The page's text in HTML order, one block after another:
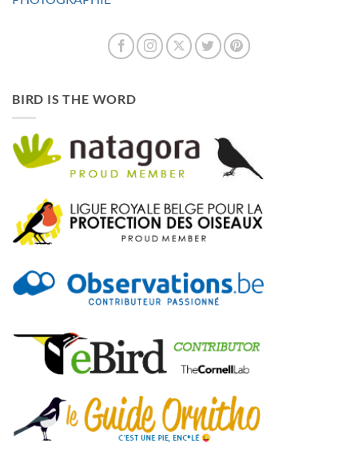
BIRD IS THE WORD